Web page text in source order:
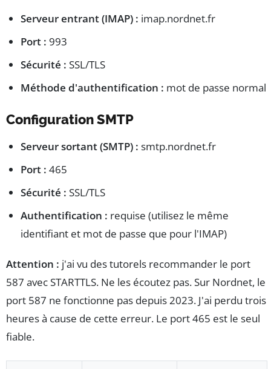
Serveur entrant (IMAP) : imap.nordnet.fr
Port : 993
Sécurité : SSL/TLS
Méthode d'authentification : mot de passe normal
Configuration SMTP
Serveur sortant (SMTP) : smtp.nordnet.fr
Port : 465
Sécurité : SSL/TLS
Authentification : requise (utilisez le même
identifiant et mot de passe que pour l'IMAP)
Attention : j'ai vu des tutorels recommander le port
587 avec STARTTLS. Ne les écoutez pas. Sur Nordnet, le
port 587 ne fonctionne pas depuis 2023. J'ai perdu trois
heures à cause de cette erreur. Le port 465 est le seul
fiable.